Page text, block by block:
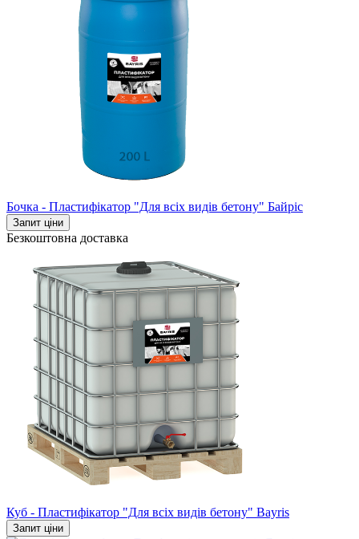
Бочка - Пластифікатор "Для всіх видів бетону" Байріс
Запит ціни
Безкоштовна доставка
Куб - Пластифікатор "Для всіх видів бетону" Bayris
Запит ціни